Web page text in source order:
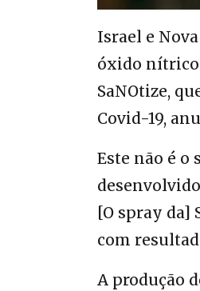
Israel e
óxido nítrico
SaNOtize,
Covid-19,
Este não é o
[O spray da]
com
A produção